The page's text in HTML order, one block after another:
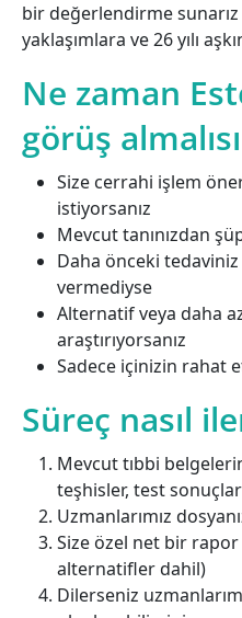
bir değerlendirme
yaklaşımlara ve 26 yılı
Ne zaman
görüş
Size cerrahi işlem
istiyorsanız
Mevcut tanınızdan
Daha önceki
vermediyse
Alternatif veya daha
araştırıyorsanız
Sadece içinizin rahat
Süreç nasıl
Mevcut tıbbi
teşhisler, test
Uzmanlarımız
Size özel net bir
alternatifler dahil)
Dilerseniz